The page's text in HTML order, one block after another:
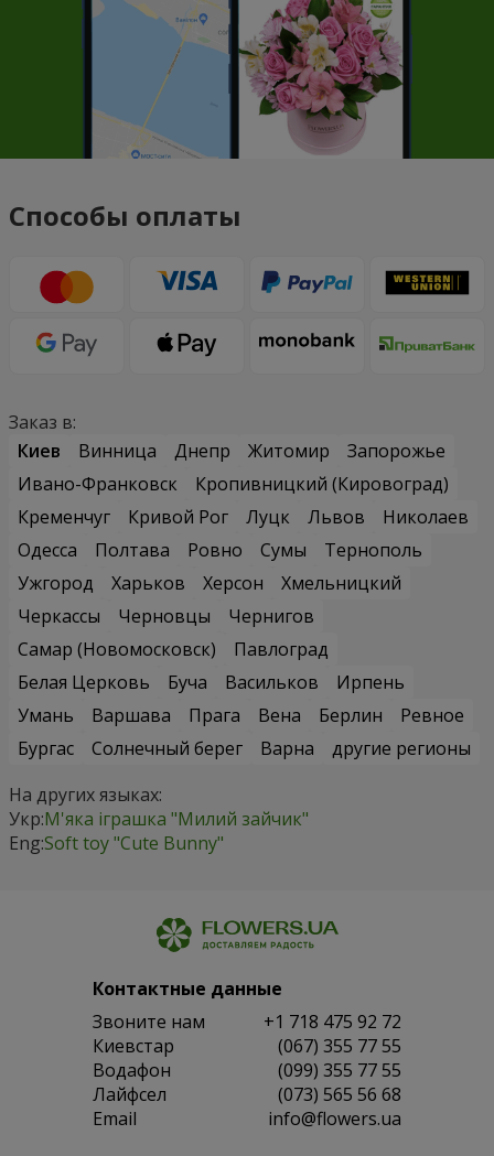
Способы оплаты
Заказ в:
Киев
Винница Днепр Житомир
Запорожье
Ивано-Франковск
Кропивницкий (Кировоград)
Кременчуг
Кривой Рог Луцк Львов
Николаев
Одесса
Полтава Ровно Сумы
Тернополь
Ужгород
Харьков Херсон
Хмельницкий
Черкассы
Черновцы
Чернигов
Самар (Новомосковск)
Павлоград
Белая Церковь
Буча Васильков
Ирпень
Умань
Варшава Прага Вена Берлин
Ревное
Бургас
Солнечный берег Варна
другие регионы
На других языках:
Укр:М'яка іграшка "Милий зайчик"
Eng:Soft toy "Cute Bunny"
Контактные данные
Звоните нам
+1 718 475 92 72
Киевстар
(067) 355 77 55
Водафон
(099) 355 77 55
Лайфсел
(073) 565 56 68
Email
info@flowers.ua